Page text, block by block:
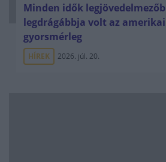
Minden idők
legdrágábbja volt az
gyorsmérleg
HÍREK 2026. júl. 20.